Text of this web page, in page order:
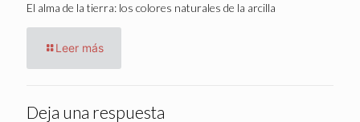
El alma de la tierra: los colores naturales de la arcilla
Leer más
Deja una respuesta